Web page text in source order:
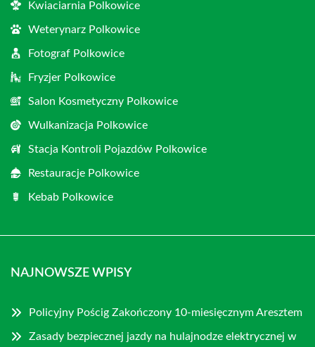
Kwiaciarnia Polkowice
Weterynarz Polkowice
Fotograf Polkowice
Fryzjer Polkowice
Salon Kosmetyczny Polkowice
Wulkanizacja Polkowice
Stacja Kontroli Pojazdów Polkowice
Restauracje Polkowice
Kebab Polkowice
NAJNOWSZE WPISY
Policyjny Pościg Zakończony 10-miesięcznym Aresztem
Zasady bezpiecznej jazdy na hulajnodze elektrycznej w